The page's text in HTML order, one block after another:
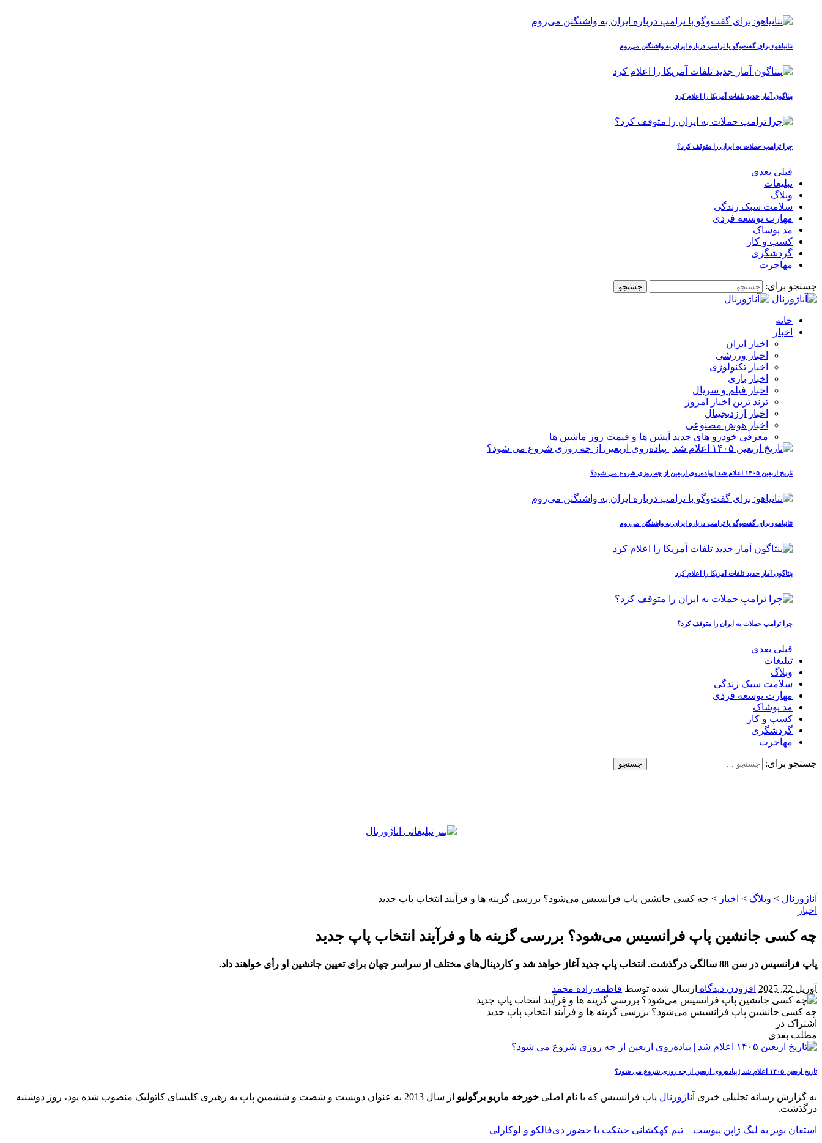
نتانیاهو: برای گفت‌وگو با ترامپ درباره ایران به واشنگتن می‌روم
پنتاگون آمار جدید تلفات آمریکا را اعلام کرد
چرا ترامپ حملات به ایران را متوقف کرد؟
قبلی بعدی
تبلیغات
وبلاگ
سلامت سبک زندگی
مهارت توسعه فردی
مد پوشاک
کسب و کار
گردشگری
مهاجرت
جستجو برای:
خانه
اخبار
اخبار ایران
اخبار ورزشی
اخبار تکنولوژی
اخبار بازی
اخبار فیلم و سریال
ترند ترین اخبار امروز
اخبار ارزدیجیتال
اخبار هوش مصنوعی
معرفی خودرو های جدید آپشن‌ ها و قیمت روز ماشین‌ ها
تاریخ اربعین ۱۴۰۵ اعلام شد | پیاده‌روی اربعین از چه روزی شروع می‌ شود؟
نتانیاهو: برای گفت‌وگو با ترامپ درباره ایران به واشنگتن می‌روم
پنتاگون آمار جدید تلفات آمریکا را اعلام کرد
چرا ترامپ حملات به ایران را متوقف کرد؟
قبلی بعدی
تبلیغات
وبلاگ
سلامت سبک زندگی
مهارت توسعه فردی
مد پوشاک
کسب و کار
گردشگری
مهاجرت
جستجو برای:
آناژورنال > وبلاگ > اخبار > چه کسی جانشین پاپ فرانسیس می‌شود؟ بررسی گزینه‌ ها و فرآیند انتخاب پاپ جدید
اخبار
چه کسی جانشین پاپ فرانسیس می‌شود؟ بررسی گزینه‌ ها و فرآیند انتخاب پاپ جدید
پاپ فرانسیس در سن 88 سالگی درگذشت. انتخاب پاپ جدید آغاز خواهد شد و کاردینال‌های مختلف از سراسر جهان برای تعیین جانشین او رأی خواهند داد.
آوریل 22, 2025 افزودن دیدگاه ارسال شده توسط فاطمه زاده محمد
چه کسی جانشین پاپ فرانسیس می‌شود؟ بررسی گزینه‌ ها و فرآیند انتخاب پاپ جدید
اشتراک در
مطلب بعدی
تاریخ اربعین ۱۴۰۵ اعلام شد | پیاده‌روی اربعین از چه روزی شروع می‌ شود؟
به گزارش رسانه تحلیلی خبری آناژورنال پاپ فرانسیس که با نام اصلی خورخه ماریو برگولیو
از سال 2013 به عنوان دویست و شصت و ششمین پاپ به رهبری کلیسای کاتولیک منصوب شده بود، روز دوشنبه
درگذشت.
استفان بویر به لیگ ژاپن پیوست _ تیم کهکشانی جیتکت با حضور دی‌فالکو و لوکارلی